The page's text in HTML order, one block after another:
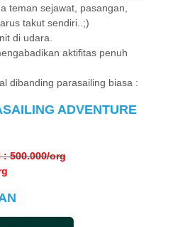
teman sejawat, pasangan,
takut sendiri..;)
di udara.
aktifitas penuh
dibanding parasailing biasa :
ADVENTURE
: 500.000/org